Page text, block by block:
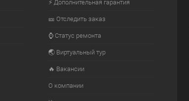
⚡ Дополнительная гарантия
🎫 Отследить заказ
⌚ Статус ремонта
🌏 Виртуальный тур
🔥 Вакансии
О компании